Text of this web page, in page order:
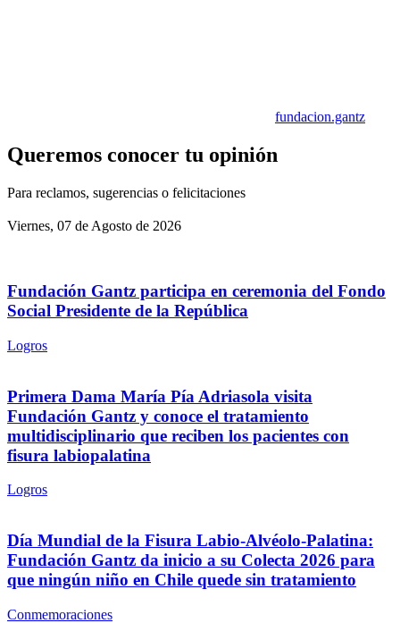
fundacion.gantz
Queremos conocer tu opinión
Para reclamos, sugerencias o felicitaciones
Viernes, 07 de Agosto de 2026
Fundación Gantz participa en ceremonia del Fondo
Social Presidente de la República
Logros
Primera Dama María Pía Adriasola visita
Fundación Gantz y conoce el tratamiento
multidisciplinario que reciben los pacientes con
fisura labiopalatina
Logros
Día Mundial de la Fisura Labio-Alvéolo-Palatina:
Fundación Gantz da inicio a su Colecta 2026 para
que ningún niño en Chile quede sin tratamiento
Conmemoraciones